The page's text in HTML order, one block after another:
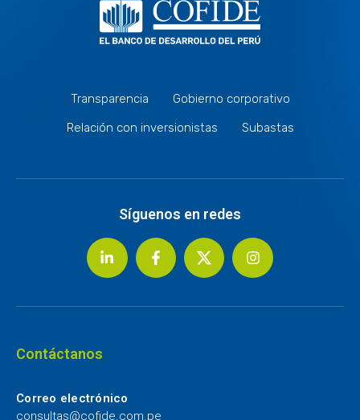
Transparencia
Gobierno corporativo
Relación con inversionistas
Subastas
Síguenos en redes
Contáctanos
Correo electrónico
consultas@cofide.com.pe